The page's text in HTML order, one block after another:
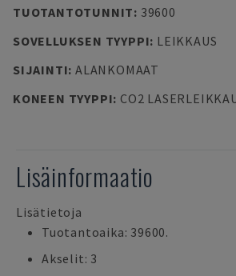
TUOTANTOTUNNIT: 39600
SOVELLUKSEN TYYPPI: LEIKKAUS
SIJAINTI: ALANKOMAAT
KONEEN TYYPPI: CO2
Lisäinformaatio
Lisätietoja
Tuotantoaika: 39600.
Akselit: 3